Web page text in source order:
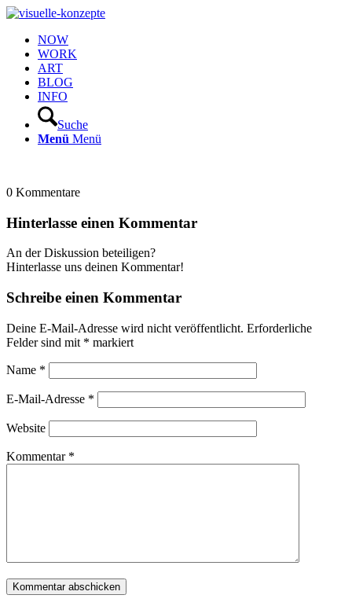
NOW
WORK
ART
BLOG
INFO
Suche
Menü Menü
0 Kommentare
Hinterlasse einen Kommentar
An der Diskussion beteiligen?
Hinterlasse uns deinen Kommentar!
Schreibe einen Kommentar
Deine E-Mail-Adresse wird nicht veröffentlicht. Erforderliche
Felder sind mit * markiert
Name *
E-Mail-Adresse *
Website
Kommentar *